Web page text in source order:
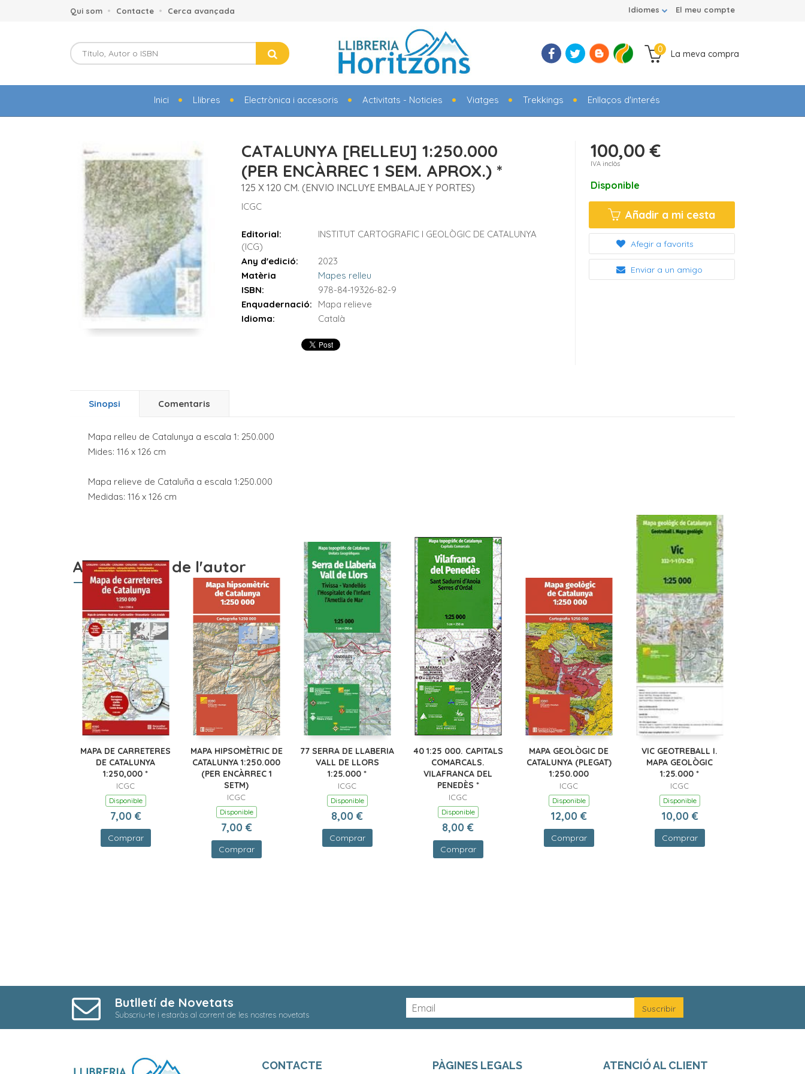
El meu compte
Idiomes
Qui som Contacte Cerca avançada
La meva compra
0
Inici Llibres Electrònica i accesoris Activitats - Noticies Viatges Trekkings Enllaços d'interés
CATALUNYA [RELLEU] 1:250.000
(PER ENCÀRREC 1 SEM. APROX.) *
125 X 120 CM. (ENVIO INCLUYE EMBALAJE Y PORTES)
ICGC
Editorial:
INSTITUT CARTOGRAFIC I GEOLÒGIC DE CATALUNYA
(ICG)
Any d'edició:
2023
Matèria
Mapes relleu
ISBN:
978-84-19326-82-9
Enquadernació:
Mapa relieve
Idioma:
Català
100,00 €
IVA inclòs
Disponible
Añadir a mi cesta
Afegir a favorits
Enviar a un amigo
Sinopsi Comentaris
Mapa relleu de Catalunya a escala 1: 250.000
Mides: 116 x 126 cm
Mapa relieve de Cataluña a escala 1:250.000
Medidas: 116 x 126 cm
Altres llibres de l'autor
MAPA DE CARRETERES
DE CATALUNYA
1:250,000 *
ICGC
Disponible
7,00 €
Comprar
MAPA HIPSOMÈTRIC DE
CATALUNYA 1:250.000
(PER ENCÀRREC 1
SETM)
ICGC
Disponible
7,00 €
Comprar
77 SERRA DE LLABERIA
VALL DE LLORS
1:25.000 *
ICGC
Disponible
8,00 €
Comprar
40 1:25 000. CAPITALS
COMARCALS.
VILAFRANCA DEL
PENEDÈS *
ICGC
Disponible
8,00 €
Comprar
MAPA GEOLÒGIC DE
CATALUNYA (PLEGAT)
1:250.000
ICGC
Disponible
12,00 €
Comprar
VIC GEOTREBALL I.
MAPA GEOLÒGIC
1:25.000 *
ICGC
Disponible
10,00 €
Comprar
Butlletí de Novetats
Subscriu-te i estaràs al corrent de les nostres novetats
CONTACTE PÀGINES LEGALS ATENCIÓ AL CLIENT